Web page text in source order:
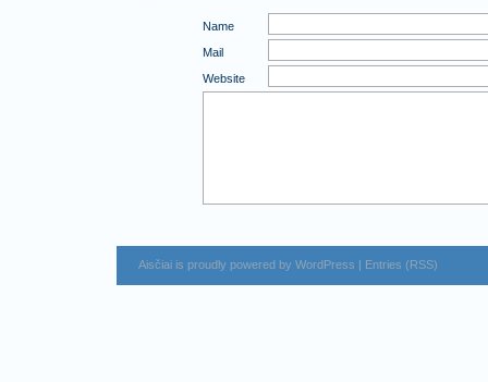
Name
Mail
Website
Aisčiai is proudly powered by WordPress | Entries (RSS)